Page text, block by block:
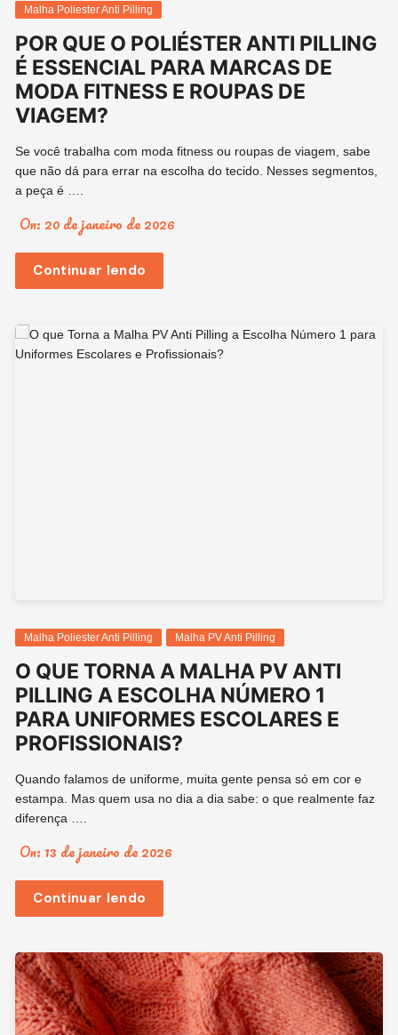
Malha Poliester Anti Pilling
POR QUE O POLIÉSTER ANTI PILLING
É ESSENCIAL PARA MARCAS DE
MODA FITNESS E ROUPAS DE
VIAGEM?
Se você trabalha com moda fitness ou roupas de viagem, sabe
que não dá para errar na escolha do tecido. Nesses segmentos,
a peça é ….
On: 20 de janeiro de 2026
Continuar lendo
Malha Poliester Anti Pilling Malha PV Anti Pilling
O QUE TORNA A MALHA PV ANTI
PILLING A ESCOLHA NÚMERO 1
PARA UNIFORMES ESCOLARES E
PROFISSIONAIS?
Quando falamos de uniforme, muita gente pensa só em cor e
estampa. Mas quem usa no dia a dia sabe: o que realmente faz
diferença ….
On: 13 de janeiro de 2026
Continuar lendo